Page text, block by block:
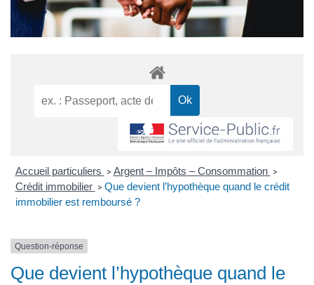
Accueil particuliers > Argent – Impôts – Consommation >
Crédit immobilier > Que devient l’hypothèque quand le crédit
immobilier est remboursé ?
Question-réponse
Que devient l’hypothèque quand le